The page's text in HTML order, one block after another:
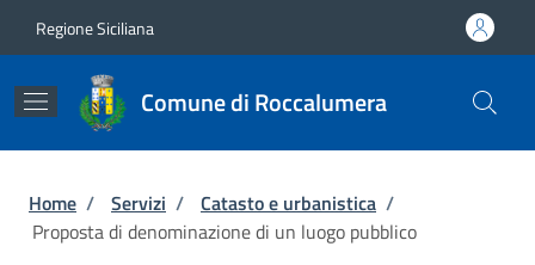
Regione Siciliana
Comune di Roccalumera
Briciole di pane
Home / Servizi / Catasto e urbanistica /
Proposta di denominazione di un luogo pubblico